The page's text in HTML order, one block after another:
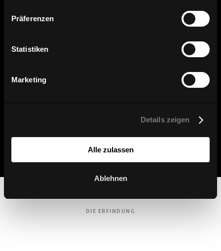
Präferenzen
Statistiken
Marketing
Details zeigen
Alle zulassen
Ablehnen
W-Cube 1 C High
DIE ERFINDUNG